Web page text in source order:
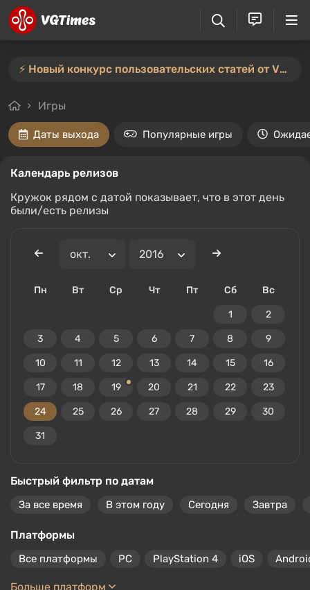
⚡️ Новый конкурс пользовательских статей от VGTimes — участвуйте тут ⚡️
Игры
Даты выхода Популярные игры
Календарь релизов
Кружок рядом с датой показывает, что в этот день
были/есть релизы
Пн Вт Ср Чт Пт Сб Вс
1 2
3 4 5 6 7 8 9
10 11 12 13 14 15 16
17 18 19 20 21 22 23
24 25 26 27 28 29 30
31
Быстрый фильтр по датам
За все время В этом году Сегодня Завтра
Платформы
Все платформы PC PlayStation 4 iOS
Больше платформ